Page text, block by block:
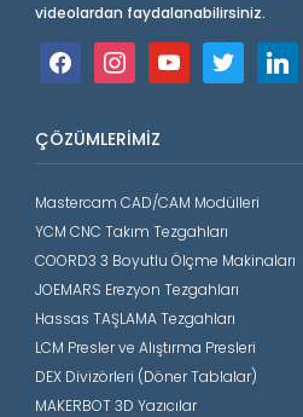
videolardan faydalanabilirsiniz.
facebookinstagramyoutube twitter linkedin
ÇÖZÜMLERIMIZ
Mastercam CAD/CAM Modülleri
YCM CNC Takım Tezgahları
COORD3 3 Boyutlu Ölçme Makinaları
JOEMARS Erezyon Tezgahları
Hassas TAŞLAMA Tezgahları
LCM Presler ve Alıştırma Presleri
DEX Divizörleri (Döner Tablalar)
MAKERBOT 3D Yazıcılar